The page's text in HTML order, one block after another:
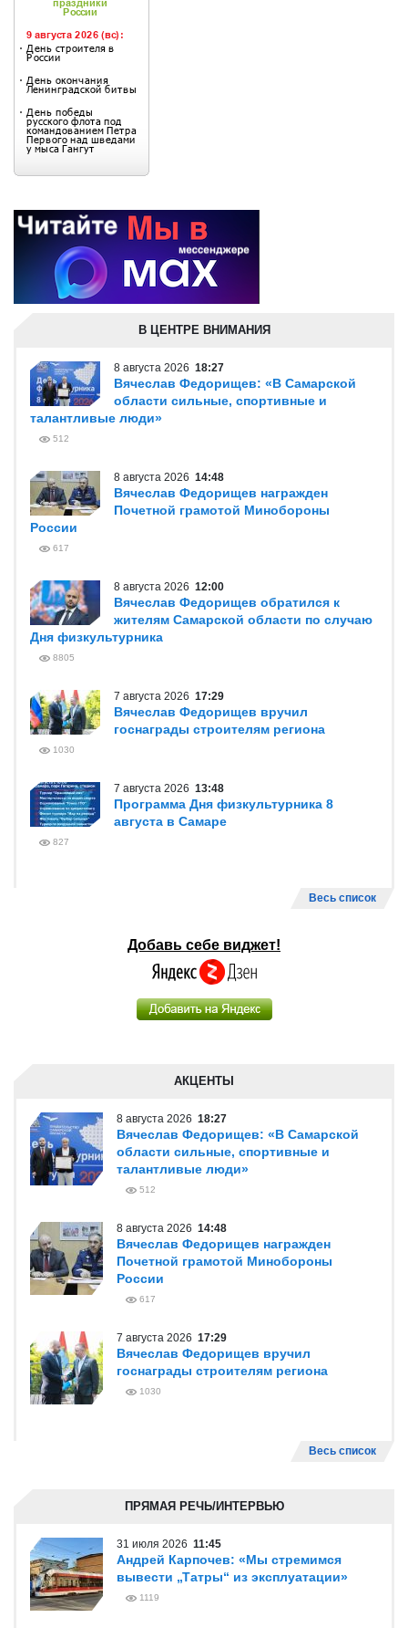
В ЦЕНТРЕ ВНИМАНИЯ
8 августа 2026 18:27
Вячеслав Федорищев: «В Самарской
области сильные, спортивные и
талантливые люди»
512
8 августа 2026 14:48
Вячеслав Федорищев награжден
Почетной грамотой Минобороны
России
617
8 августа 2026 12:00
Вячеслав Федорищев обратился к
жителям Самарской области по случаю
Дня физкультурника
8805
7 августа 2026 17:29
Вячеслав Федорищев вручил
госнаграды строителям региона
1030
7 августа 2026 13:48
Программа Дня физкультурника 8
августа в Самаре
827
Весь список
Добавь себе виджет!
АКЦЕНТЫ
8 августа 2026 18:27
Вячеслав Федорищев: «В Самарской
области сильные, спортивные и
талантливые люди»
512
8 августа 2026 14:48
Вячеслав Федорищев награжден
Почетной грамотой Минобороны
России
617
7 августа 2026 17:29
Вячеслав Федорищев вручил
госнаграды строителям региона
1030
Весь список
ПРЯМАЯ РЕЧЬ/ИНТЕРВЬЮ
31 июля 2026 11:45
Андрей Карпочев: «Мы стремимся
вывести „Татры“ из эксплуатации»
1119